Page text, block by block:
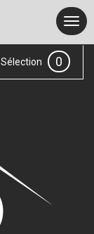
Sélection 0